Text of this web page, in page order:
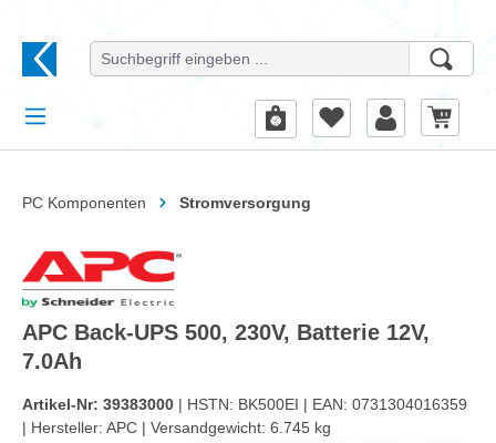
PC Komponenten Stromversorgung
APC Back-UPS 500, 230V, Batterie 12V,
7.0Ah
Artikel-Nr: 39383000 | HSTN: BK500EI | EAN: 0731304016359
| Hersteller: APC | Versandgewicht: 6.745 kg